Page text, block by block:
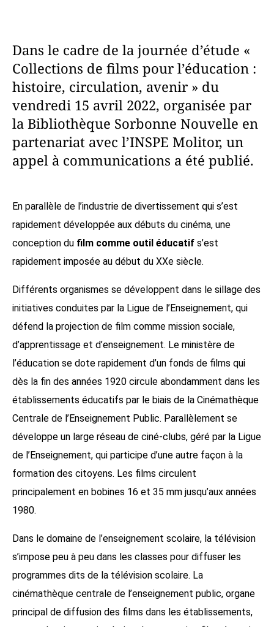
Dans le cadre de la journée d’étude «
Collections de films pour l’éducation :
histoire, circulation, avenir » du
vendredi 15 avril 2022, organisée par
la Bibliothèque Sorbonne Nouvelle en
partenariat avec l’INSPE Molitor, un
appel à communications a été publié.
En parallèle de l’industrie de divertissement qui s’est
rapidement développée aux débuts du cinéma, une
conception du film comme outil éducatif s’est
rapidement imposée au début du XXe siècle.
Différents organismes se développent dans le sillage des
initiatives conduites par la Ligue de l’Enseignement, qui
défend la projection de film comme mission sociale,
d’apprentissage et d’enseignement. Le ministère de
l’éducation se dote rapidement d’un fonds de films qui
dès la fin des années 1920 circule abondamment dans les
établissements éducatifs par le biais de la Cinémathèque
Centrale de l’Enseignement Public. Parallèlement se
développe un large réseau de ciné-clubs, géré par la Ligue
de l’Enseignement, qui participe d’une autre façon à la
formation des citoyens. Les films circulent
principalement en bobines 16 et 35 mm jusqu’aux années
1980.
Dans le domaine de l’enseignement scolaire, la télévision
s’impose peu à peu dans les classes pour diffuser les
programmes dits de la télévision scolaire. La
cinémathèque centrale de l’enseignement public, organe
principal de diffusion des films dans les établissements,